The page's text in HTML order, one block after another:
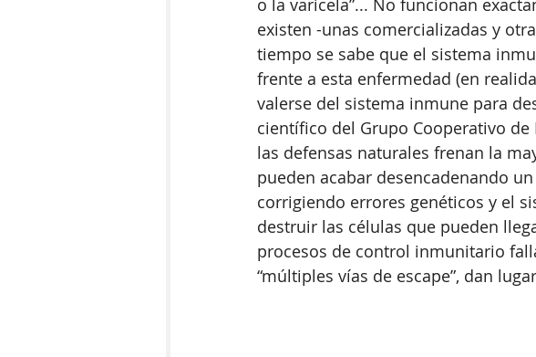
existen -unas comercializadas y
tiempo se sabe que el sistema
frente a esta enfermedad (en
valerse del sistema inmune para
científico del Grupo Cooperativo de
las defensas naturales frenan la
pueden acabar desencadenando
corrigiendo errores genéticos y el
destruir las células que pueden
procesos de control inmunitario
“múltiples vías de escape”, dan